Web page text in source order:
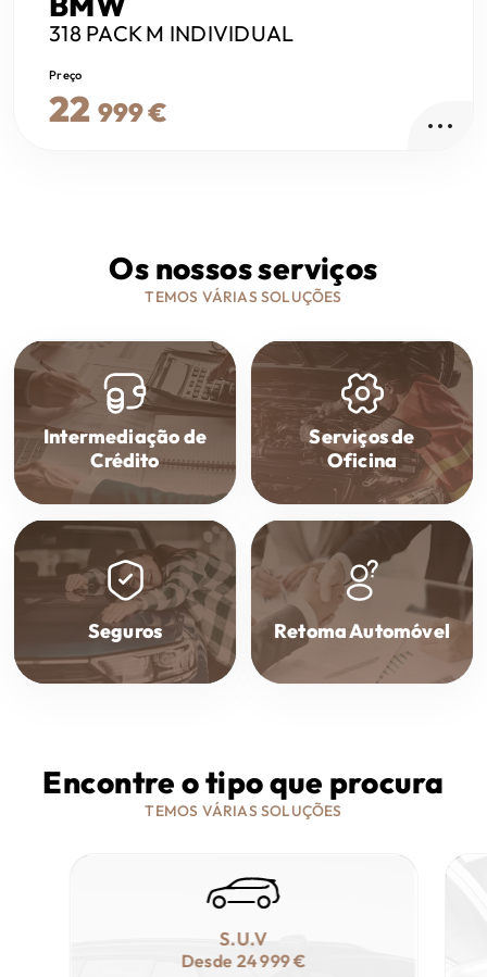
318 PACK M INDIVIDUAL
Preço
22 999 €
Os nossos serviços
TEMOS VÁRIAS SOLUÇÕES
Intermediação de
Crédito
Serviços de
Oficina
Seguros Retoma Automóvel
Encontre o tipo que procura
TEMOS VÁRIAS SOLUÇÕES
S.U.V
Desde 24 999 €